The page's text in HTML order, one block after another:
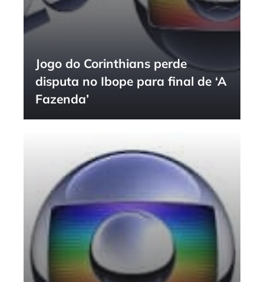
Jogo do Corinthians perde
disputa no Ibope para final de ‘A
Fazenda’